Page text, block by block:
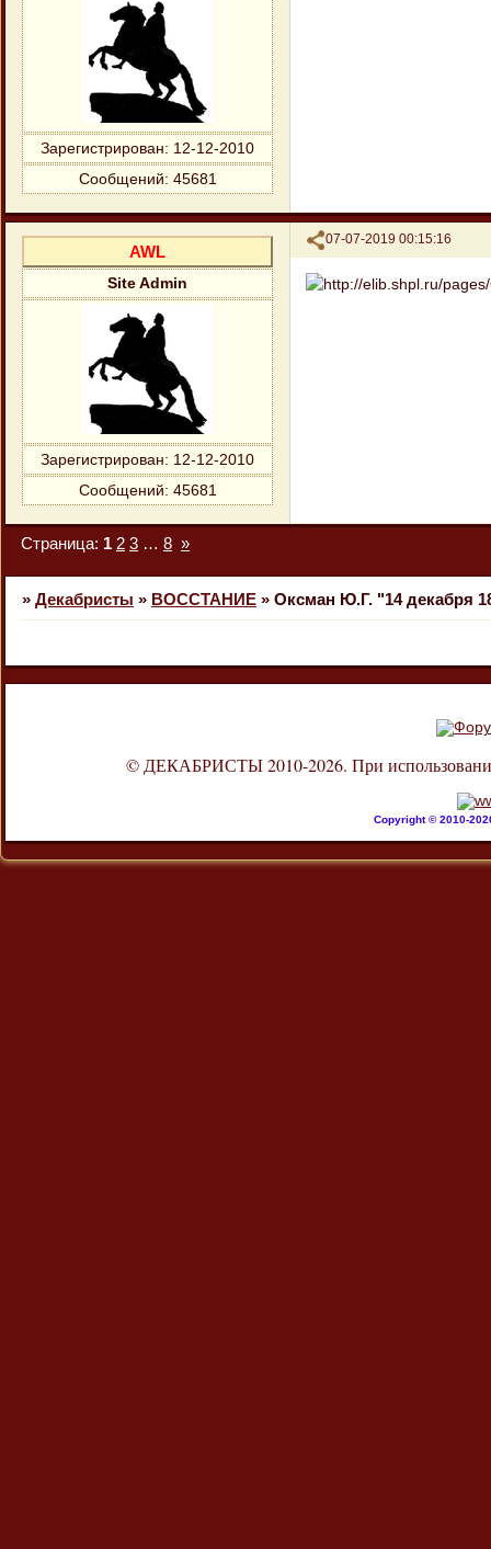
Зарегистрирован: 12-12-2010
Сообщений: 45681
Поделиться
07-07-2019 00:15:16
AWL
Site Admin
Зарегистрирован: 12-12-2010
Сообщений: 45681
Страница: 1 2 3 … 8 »
» Декабристы » ВОССТАНИЕ » Оксман Ю.Г. "14 декабря
© ДЕКАБРИСТЫ 2010-2026. При использовании
Copyright © 2010-